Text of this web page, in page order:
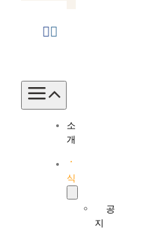
Toggle
Navigation
소
개
소
식
공
지